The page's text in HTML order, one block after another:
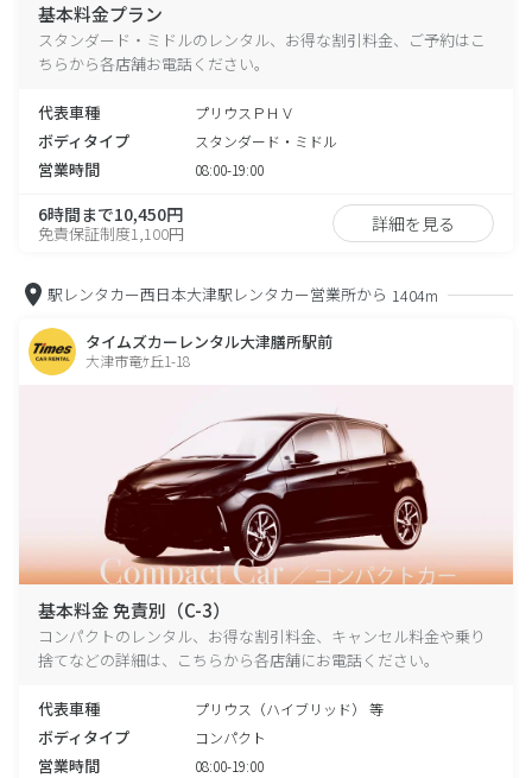
基本料金プラン
スタンダード・ミドルのレンタル、お得な割引料金、ご予約はこ
ちらから各店舗お電話ください。
代表車種 プリウスＰＨＶ
ボディタイプ スタンダード・ミドル
営業時間 08:00-19:00
6時間まで10,450円
免責保証制度1,100円 詳細を見る
駅レンタカー西日本大津駅レンタカー営業所から 1404m
タイムズカーレンタル大津膳所駅前
大津市竜ｹ丘1-18
基本料金 免責別（C-3）
コンパクトのレンタル、お得な割引料金、キャンセル料金や乗り
捨てなどの詳細は、こちらから各店舗にお電話ください。
代表車種 プリウス（ハイブリッド） 等
ボディタイプ コンパクト
営業時間 08:00-19:00